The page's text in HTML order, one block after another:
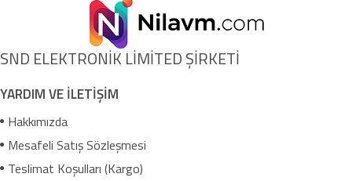
SND ELEKTRONİK LİMİTED ŞİRKETİ
YARDIM VE İLETİŞİM
Hakkımızda
Mesafeli Satış Sözleşmesi
Teslimat Koşulları (Kargo)